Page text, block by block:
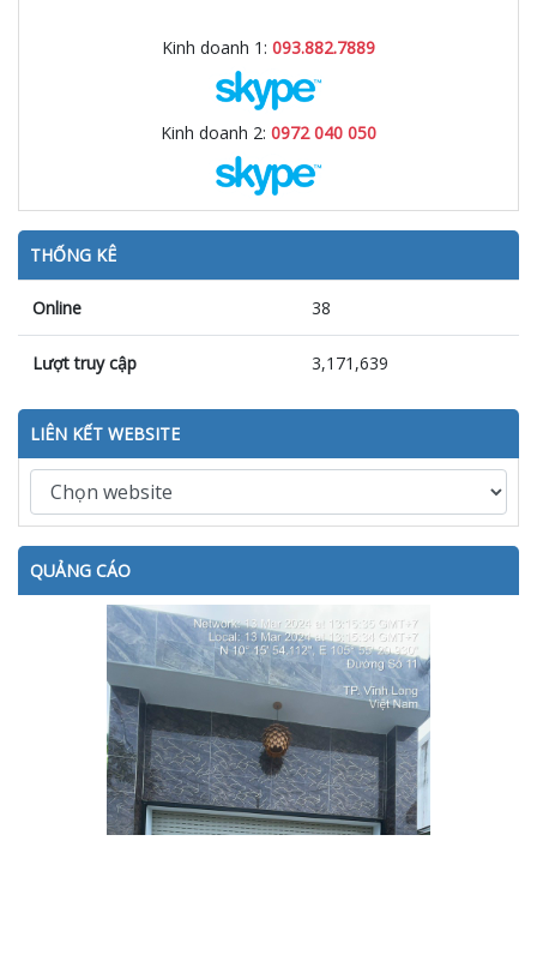
Kinh doanh 1: 093.882.7889
Kinh doanh 2: 0972 040 050
THỐNG KÊ
Online 38
Lượt truy cập 3,171,639
LIÊN KẾT WEBSITE
QUẢNG CÁO